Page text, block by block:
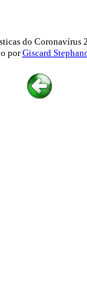
do Coronavírus
porGiscard